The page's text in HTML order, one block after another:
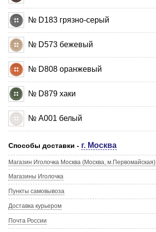
№ D183 грязно-серый
№ D573 бежевый
№ D808 оранжевый
№ D879 хаки
№ А001 белый
Способы доставки - г. Москва
Магазин Иголочка Москва (Москва, м.Первомайская)
Магазины Иголочка
Пункты самовывоза
Доставка курьером
Почта России